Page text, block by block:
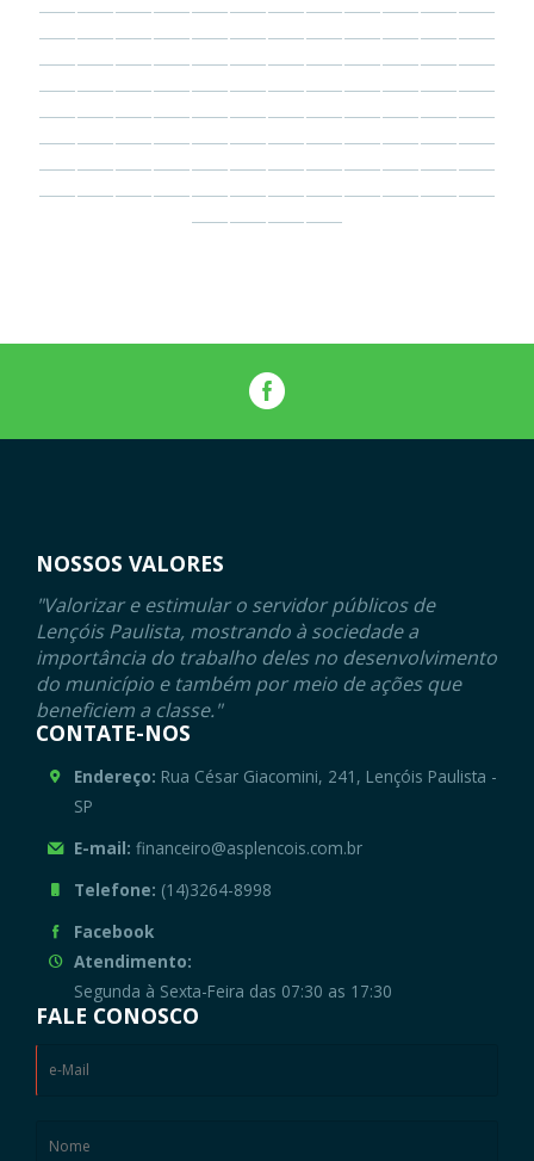
NOSSOS VALORES
"Valorizar e estimular o servidor públicos de
Lençóis Paulista, mostrando à sociedade a
importância do trabalho deles no desenvolvimento
do município e também por meio de ações que
beneficiem a classe."
CONTATE-NOS
Endereço: Rua César Giacomini, 241, Lençóis Paulista -
SP
E-mail: financeiro@asplencois.com.br
Telefone: (14)3264-8998
Facebook
Atendimento:
Segunda à Sexta-Feira das 07:30 as 17:30
FALE CONOSCO